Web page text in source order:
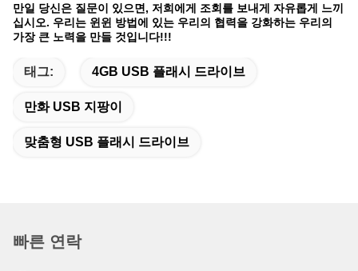
만일 당신은 질문이 있으면, 저희에게 조회를 보내게 자유롭게 느끼
십시오. 우리는 윈윈 방법에 있는 우리의 협력을 강화하는 우리의
가장 큰 노력을 만들 것입니다!!!
태그: 4GB USB 플래시 드라이브
만화 USB 지팡이
맞춤형 USB 플래시 드라이브
빠른 연락